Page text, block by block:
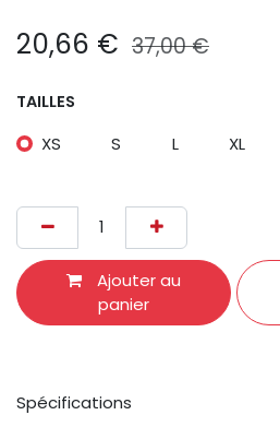
20,66 € 37,00€
TAILLES
XS S L XL
Ajouter au
panier
Spécifications